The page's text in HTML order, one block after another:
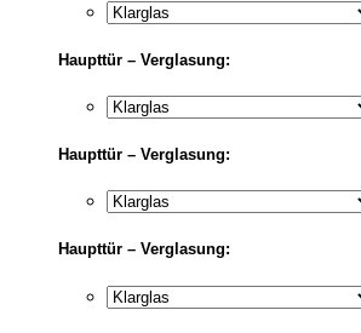
Haupttür – Verglasung:
Haupttür – Verglasung:
Haupttür – Verglasung: